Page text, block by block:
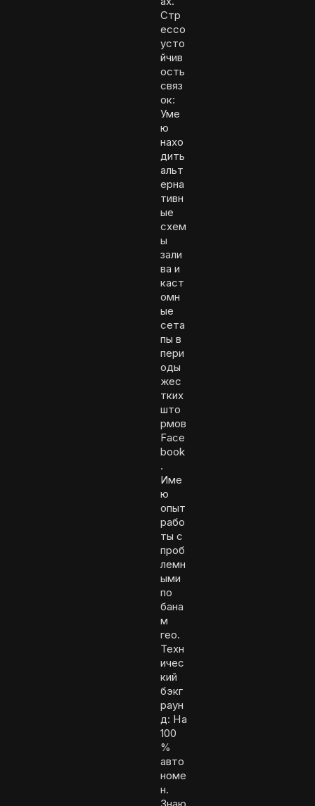
Стр
ессо
усто
йчив
ость
связ
ок:
Уме
ю
нахо
дить
альт
ерна
тивн
ые
схем
ы
зали
ва и
каст
омн
ые
сета
пы в
пери
оды
жес
тких
што
рмов
Face
book
.
Име
ю
опыт
рабо
ты с
проб
лемн
ыми
по
бана
м
гео.
Техн
ичес
кий
бэкг
раун
д: На
100
%
авто
номе
н.